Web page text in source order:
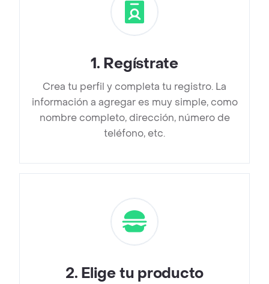
1. Regístrate
Crea tu perfil y completa tu registro. La
información a agregar es muy simple, como
nombre completo, dirección, número de
teléfono, etc.
2. Elige tu producto